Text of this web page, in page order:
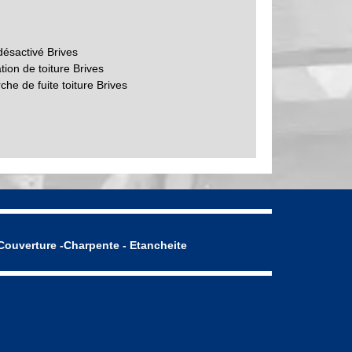
Brives
de toiture Brives
de fuite toiture Brives
-Charpente - Etancheite